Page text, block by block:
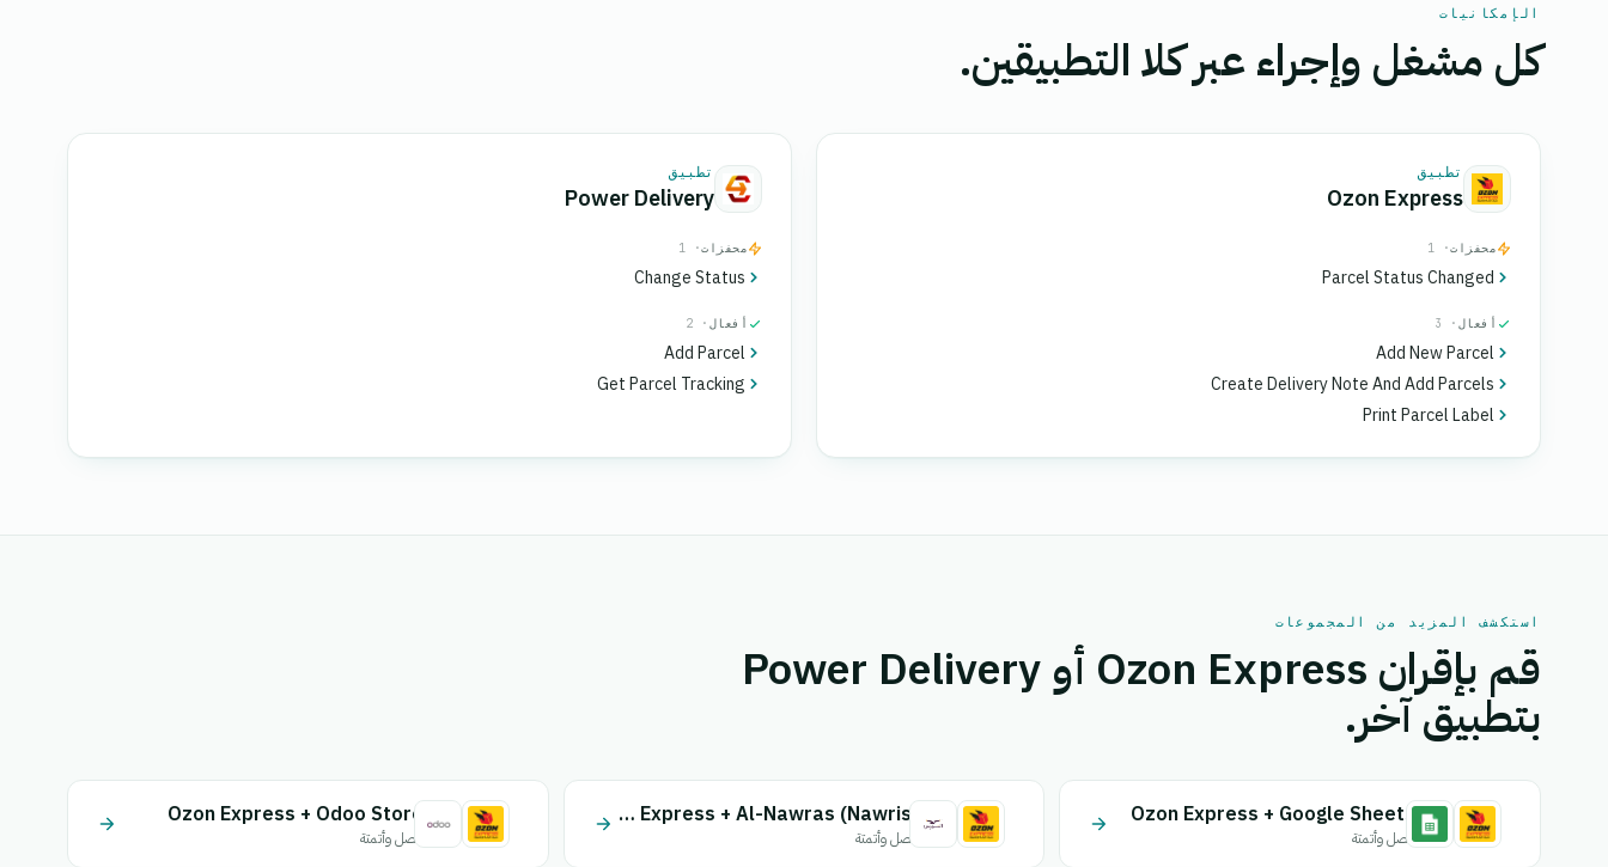
الإمكانيات
كل مشغل وإجراء عبر كلا التطبيقين.
تطبيق
Ozon Express
محفزات· 1
Parcel Status Changed
أفعال · 3
Add New Parcel
Create Delivery Note And Add Parcels
Print Parcel Label
تطبيق
Power Delivery
محفزات· 1
Change Status
أفعال · 2
Add Parcel
Get Parcel Tracking
استكشف المزيد من المجموعات
قم بإقران Ozon Express أو Power Delivery
بتطبيق آخر.
Ozon Express + Google Sheets
اتصل وأتمتة
Ozon Express + Al-Nawras (Nawris)
اتصل وأتمتة
Ozon Express + Odoo Store
اتصل وأتمتة